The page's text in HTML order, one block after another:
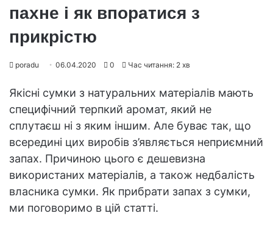
пахне і як впоратися з
прикрістю
poradu 06.04.2020 0 Час читання: 2 хв
Якісні сумки з натуральних матеріалів мають
специфічний терпкий аромат, який не
сплутаєш ні з яким іншим. Але буває так, що
всередині цих виробів з’являється неприємний
запах. Причиною цього є дешевизна
використаних матеріалів, а також недбалість
власника сумки. Як прибрати запах з сумки,
ми поговоримо в цій статті.